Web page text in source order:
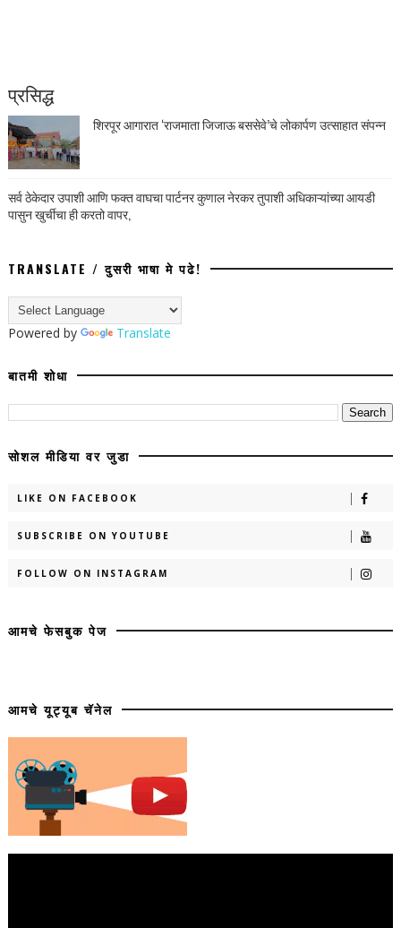
प्रसिद्ध
शिरपूर आगारात ‘राजमाता जिजाऊ बससेवे’चे लोकार्पण उत्साहात संपन्न
सर्व ठेकेदार उपाशी आणि फक्त वाघचा पार्टनर कुणाल नेरकर तुपाशी अधिकाऱ्यांच्या आयडी
पासुन खुर्चीचा ही करतो वापर,
TRANSLATE / दुसरी भाषा मे पढे!
Powered by Translate
बातमी शोधा
सोशल मीडिया वर जुडा
LIKE ON FACEBOOK
SUBSCRIBE ON YOUTUBE
FOLLOW ON INSTAGRAM
आमचे फेसबुक पेज
आमचे यूट्यूब चॅनेल